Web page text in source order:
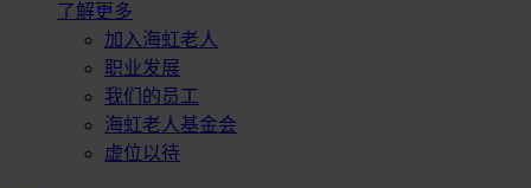
了解更多
加入海虹老人
职业发展
我们的员工
海虹老人基金会
虚位以待